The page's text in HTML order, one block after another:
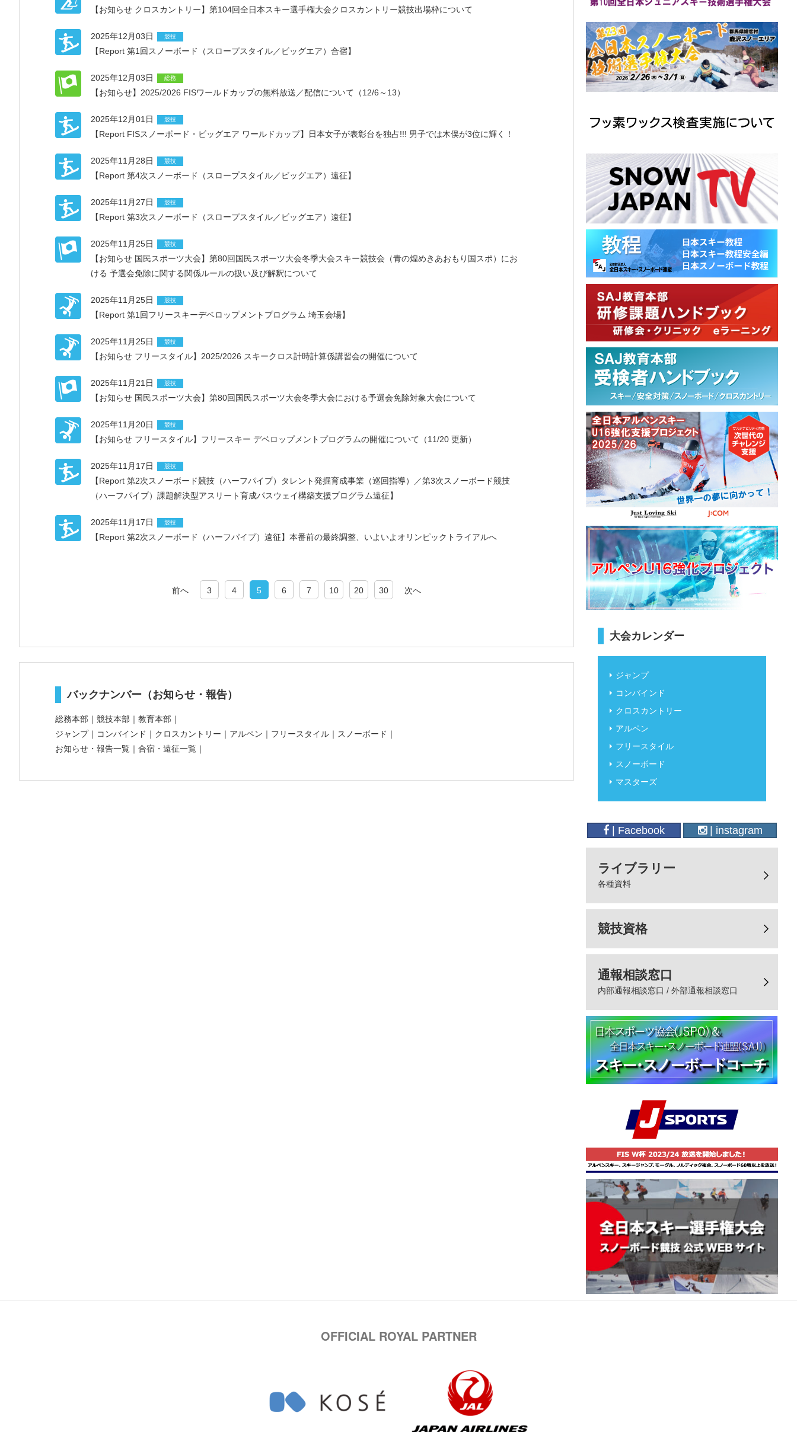
【お知らせ クロスカントリー】第104回全日本スキー選手権大会クロスカントリー競技出場枠について
2025年12月03日 競技
【Report 第1回スノーボード（スロープスタイル／ビッグエア）合宿】
2025年12月03日 総務
【お知らせ】2025/2026 FISワールドカップの無料放送／配信について（12/6～13）
2025年12月01日 競技
【Report FISスノーボード・ビッグエア ワールドカップ】日本女子が表彰台を独占!!! 男子では木俣が3位に輝く！
2025年11月28日 競技
【Report 第4次スノーボード（スロープスタイル／ビッグエア）遠征】
2025年11月27日 競技
【Report 第3次スノーボード（スロープスタイル／ビッグエア）遠征】
2025年11月25日 競技
【お知らせ 国民スポーツ大会】第80回国民スポーツ大会冬季大会スキー競技会（青の煌めきあおもり国スポ）にお
ける 予選会免除に関する関係ルールの扱い及び解釈について
2025年11月25日 競技
【Report 第1回フリースキーデベロップメントプログラム 埼玉会場】
2025年11月25日 競技
【お知らせ フリースタイル】2025/2026 スキークロス計時計算係講習会の開催について
2025年11月21日 競技
【お知らせ 国民スポーツ大会】第80回国民スポーツ大会冬季大会における予選会免除対象大会について
2025年11月20日 競技
【お知らせ フリースタイル】フリースキー デベロップメントプログラムの開催について（11/20 更新）
2025年11月17日 競技
【Report 第2次スノーボード競技（ハーフパイプ）タレント発掘育成事業（巡回指導）／第3次スノーボード競技
（ハーフパイプ）課題解決型アスリート育成パスウェイ構築支援プログラム遠征】
2025年11月17日 競技
【Report 第2次スノーボード（ハーフパイプ）遠征】本番前の最終調整、いよいよオリンピックトライアルへ
前へ 3 4 5 6 7 10 20 30 次へ
バックナンバー（お知らせ・報告）
総務本部 ｜ 競技本部 ｜ 教育本部 ｜
ジャンプ｜ コンバインド ｜ クロスカントリー ｜ アルペン ｜ フリースタイル ｜ スノーボード ｜
お知らせ・報告一覧 ｜ 合宿・遠征一覧 ｜
大会カレンダー
ジャンプ
コンバインド
クロスカントリー
アルペン
フリースタイル
スノーボード
マスターズ
| Facebook | instagram
ライブラリー
各種資料
競技資格
通報相談窓口
内部通報相談窓口 / 外部通報相談窓口
OFFICIAL ROYAL PARTNER